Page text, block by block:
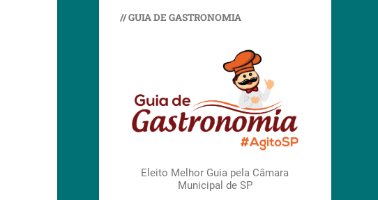
// GUIA DE GASTRONOMIA
Eleito Melhor Guia pela Câmara
Municipal de SP